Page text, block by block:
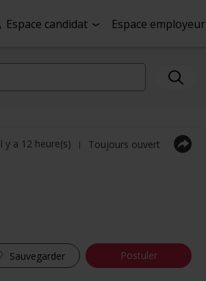
Espace candidat Espace employeur
Sauvegarder Postuler
y a 12 heure(s) | Toujours ouvert